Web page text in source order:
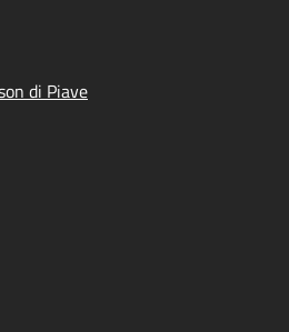
di Piave